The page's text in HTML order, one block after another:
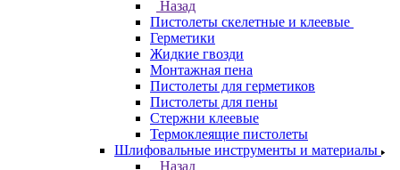
Назад
Пистолеты скелетные и клеевые
Герметики
Жидкие гвозди
Монтажная пена
Пистолеты для герметиков
Пистолеты для пены
Стержни клеевые
Термоклеящие пистолеты
Шлифовальные инструменты и материалы
Назад